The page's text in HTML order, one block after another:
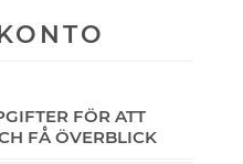
FÖR ATT
FÅ ÖVERBLICK